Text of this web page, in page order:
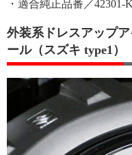
・適合純正品番／42301-
外装系ドレスアップ
ール（スズキ type1）